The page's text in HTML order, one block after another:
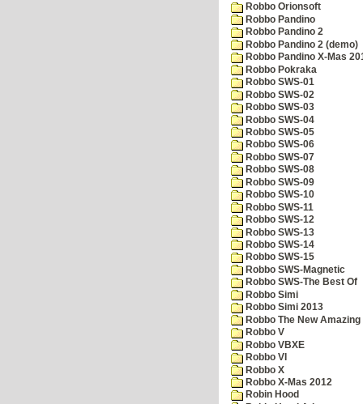
Robbo Orionsoft
Robbo Pandino
Robbo Pandino 2
Robbo Pandino 2 (demo)
Robbo Pandino X-Mas
Robbo Pokraka
Robbo SWS-01
Robbo SWS-02
Robbo SWS-03
Robbo SWS-04
Robbo SWS-05
Robbo SWS-06
Robbo SWS-07
Robbo SWS-08
Robbo SWS-09
Robbo SWS-10
Robbo SWS-11
Robbo SWS-12
Robbo SWS-13
Robbo SWS-14
Robbo SWS-15
Robbo SWS-Magnetic
Robbo SWS-The Best Of
Robbo Simi
Robbo Simi 2013
Robbo The New
Robbo V
Robbo VBXE
Robbo VI
Robbo X
Robbo X-Mas 2012
Robin Hood